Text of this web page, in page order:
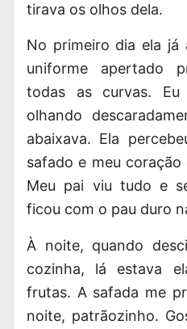
tirava os olhos dela.
No primeiro dia ela já
uniforme apertado
todas as curvas.
olhando
abaixava. Ela
safado e meu coração
Meu pai viu tudo e
ficou com o pau duro
À noite, quando
cozinha, lá estava
frutas. A safada me
noite, patrãozinho.